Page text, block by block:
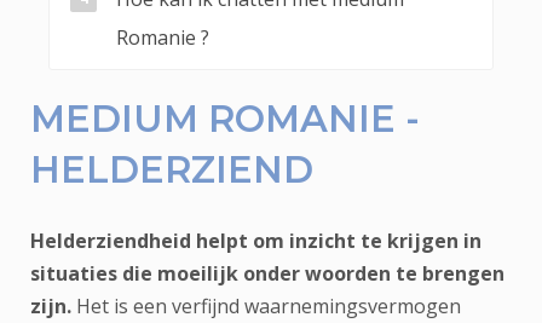
Romanie ?
MEDIUM ROMANIE -
HELDERZIEND
Helderziendheid helpt om inzicht te krijgen in
situaties die moeilijk onder woorden te brengen
zijn. Het is een verfijnd waarnemingsvermogen